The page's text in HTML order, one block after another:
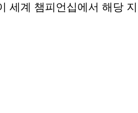
세계 챔피언십에서 해당